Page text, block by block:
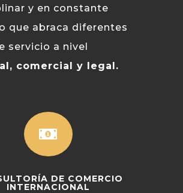
y en constante
que abraca diferentes
servicio a nivel
comercial y legal.

DE COMERCIO
INTERNACIONAL